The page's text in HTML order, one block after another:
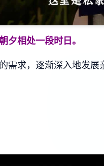
夕相处一段时日。
需求，逐渐深入地发展